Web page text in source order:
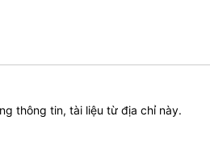
thông tin, tài liệu từ địa chỉ này.